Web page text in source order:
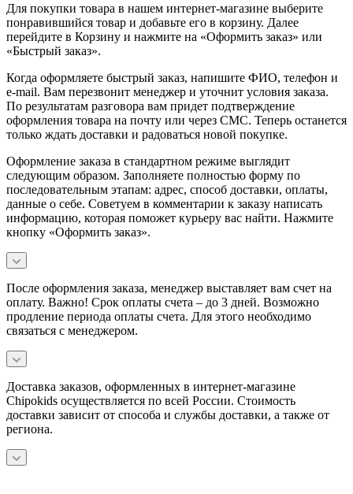
Для покупки товара в нашем интернет-магазине выберите
понравившийся товар и добавьте его в корзину. Далее
перейдите в Корзину и нажмите на «Оформить заказ» или
«Быстрый заказ».
Когда оформляете быстрый заказ, напишите ФИО, телефон и
e-mail. Вам перезвонит менеджер и уточнит условия заказа.
По результатам разговора вам придет подтверждение
оформления товара на почту или через СМС. Теперь останется
только ждать доставки и радоваться новой покупке.
Оформление заказа в стандартном режиме выглядит
следующим образом. Заполняете полностью форму по
последовательным этапам: адрес, способ доставки, оплаты,
данные о себе. Советуем в комментарии к заказу написать
информацию, которая поможет курьеру вас найти. Нажмите
кнопку «Оформить заказ».
После оформления заказа, менеджер выставляет вам счет на
оплату. Важно! Срок оплаты счета – до 3 дней. Возможно
продление периода оплаты счета. Для этого необходимо
связаться с менеджером.
Доставка заказов, оформленных в интернет-магазине
Chipokids осуществляется по всей России. Стоимость
доставки зависит от способа и службы доставки, а также от
региона.